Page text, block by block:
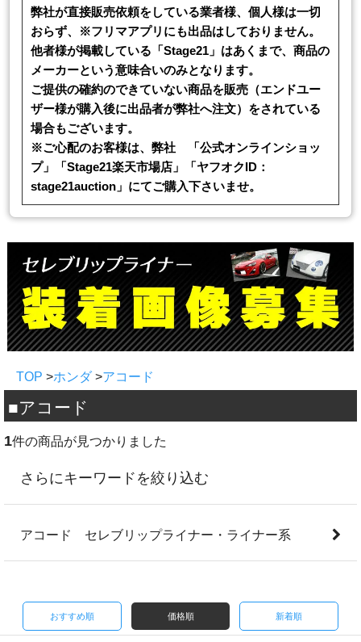
弊社が直接販売依頼をしている業者様、個人様は一切
おらず、※フリマアプリにも出品はしておりません。
他者様が掲載している「Stage21」はあくまで、商品の
メーカーという意味合いのみとなります。
ご提供の確約のできていない商品を販売（エンドユー
ザー様が購入後に出品者が弊社へ注文）をされている
場合もございます。
※ご心配のお客様は、弊社 「公式オンラインショッ
プ」「Stage21楽天市場店」「ヤフオクID：
stage21auction」にてご購入下さいませ。
TOP >ホンダ >アコード
■アコード
1件の商品が見つかりました
さらにキーワードを絞り込む
アコード セレブリップライナー・ライナー系
おすすめ順 価格順 新着順